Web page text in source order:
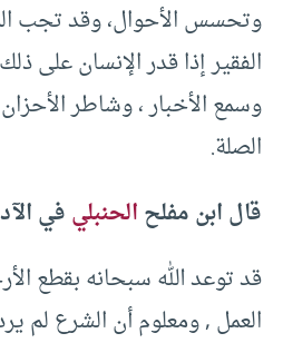
وتحسس الأحوال، وقد تجب
الفقير إذا قدر الإنسان على
وسمع الأخبار ، وشاطر
الصلة.
قال ابن مفلحالحنبليفي
قد توعد الله سبحانه بقطع
العمل , ومعلوم أن الشرع لم